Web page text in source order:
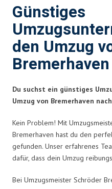
Günstiges
den Umzug
Du suchst ein günstiges
Umzug von Bremerhaven
Kein Problem! Mit
Bremerhaven hast du den
gefunden. Unser erfahrenes
dafür, dass dein Umzug
Bei Umzugsmeister Schröder